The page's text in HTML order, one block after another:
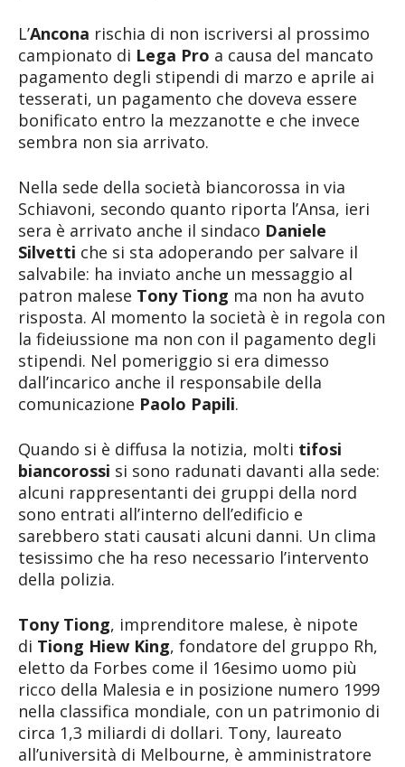
L’Ancona rischia di non iscriversi al prossimo
campionato di Lega Pro a causa del mancato
pagamento degli stipendi di marzo e aprile ai
tesserati, un pagamento che doveva essere
bonificato entro la mezzanotte e che invece
sembra non sia arrivato.
Nella sede della società biancorossa in via
Schiavoni, secondo quanto riporta l’Ansa, ieri
sera è arrivato anche il sindaco Daniele
Silvetti che si sta adoperando per salvare il
salvabile: ha inviato anche un messaggio al
patron malese Tony Tiong ma non ha avuto
risposta. Al momento la società è in regola con
la fideiussione ma non con il pagamento degli
stipendi. Nel pomeriggio si era dimesso
dall’incarico anche il responsabile della
comunicazione Paolo Papili.
Quando si è diffusa la notizia, molti tifosi
biancorossi si sono radunati davanti alla sede:
alcuni rappresentanti dei gruppi della nord
sono entrati all’interno dell’edificio e
sarebbero stati causati alcuni danni. Un clima
tesissimo che ha reso necessario l’intervento
della polizia.
Tony Tiong, imprenditore malese, è nipote
di Tiong Hiew King, fondatore del gruppo Rh,
eletto da Forbes come il 16esimo uomo più
ricco della Malesia e in posizione numero 1999
nella classifica mondiale, con un patrimonio di
circa 1,3 miliardi di dollari. Tony, laureato
all’università di Melbourne, è amministratore